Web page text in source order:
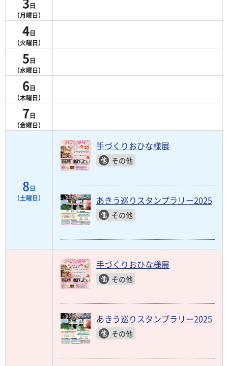
日
（月曜日）
4日
（火曜日）
5日
（水曜日）
6日
（木曜日）
7日
（金曜日）
8日
（土曜日）
手づくりおひな様展
その他
あきう巡りスタンプラリー2025
その他
手づくりおひな様展
その他
あきう巡りスタンプラリー2025
その他